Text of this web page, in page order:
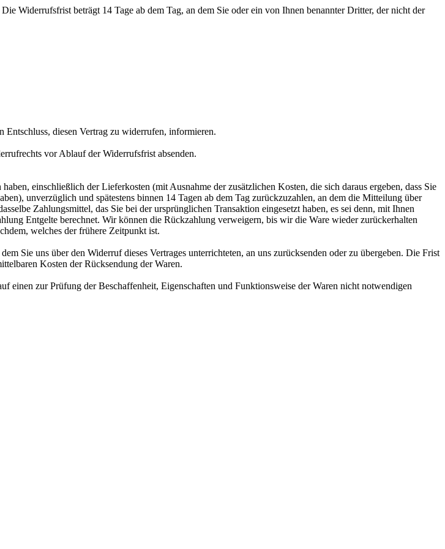
Widerrufsfrist beträgt 14 Tage ab dem Tag, an dem Sie oder ein von Ihnen benannter Dritter, der nicht der
diesen Vertrag zu widerrufen, informieren.
vor Ablauf der Widerrufsfrist absenden.
einschließlich der Lieferkosten (mit Ausnahme der zusätzlichen Kosten, die sich daraus ergeben, dass Sie
unverzüglich und spätestens binnen 14 Tagen ab dem Tag zurückzuzahlen, an dem die Mitteilung über
Zahlungsmittel, das Sie bei der ursprünglichen Transaktion eingesetzt haben, es sei denn, mit Ihnen
Entgelte berechnet. Wir können die Rückzahlung verweigern, bis wir die Ware wieder zurückerhalten
welches der frühere Zeitpunkt ist.
Sie uns über den Widerruf dieses Vertrages unterrichteten, an uns zurücksenden oder zu übergeben. Die Frist
Kosten der Rücksendung der Waren.
einen zur Prüfung der Beschaffenheit, Eigenschaften und Funktionsweise der Waren nicht notwendigen